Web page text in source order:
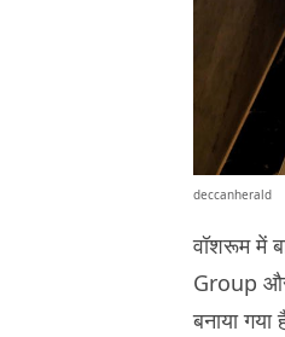
deccanherald
वॉशरूम में
Group
बनाया